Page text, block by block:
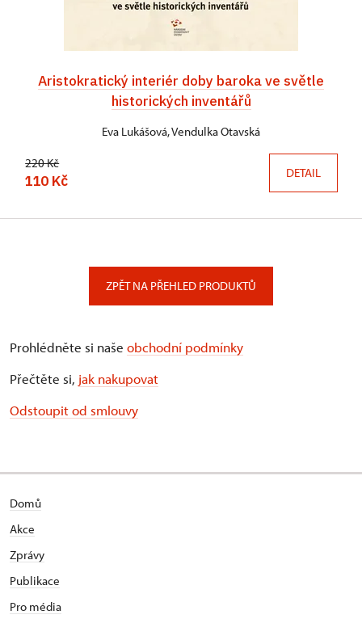
Aristokratický interiér doby baroka ve světle
historických inventářů
Eva Lukášová, Vendulka Otavská
220 Kč
110 Kč DETAIL
ZPĚT NA PŘEHLED PRODUKTŮ
Prohlédněte si naše obchodní podmínky
Přečtěte si, jak nakupovat
Odstoupit od smlouvy
Domů
Akce
Zprávy
Publikace
Pro média